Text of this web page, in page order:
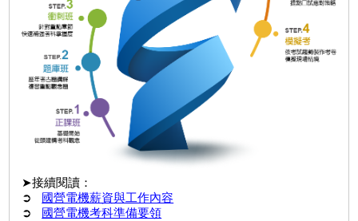
➤接續閱讀：
➲
國營電機薪資與工作內容
➲
國營電機考科準備要領